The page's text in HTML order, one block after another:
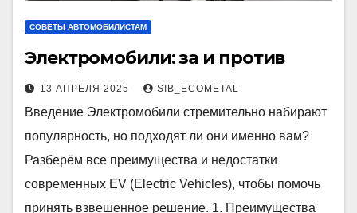
СОВЕТЫ АВТОМОБИЛИСТАМ
Электромобили: за и против
13 АПРЕЛЯ 2025 SIB_ECOMETAL
Введение Электромобили стремительно набирают
популярность, но подходят ли они именно вам?
Разберём все преимущества и недостатки
современных EV (Electric Vehicles), чтобы помочь
принять взвешенное решение. 1. Преимущества